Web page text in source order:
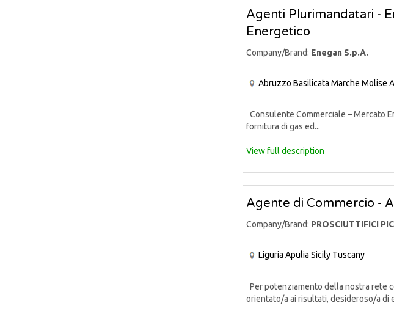
Agenti Plurimandatari -
Energetico
Company/Brand: Enegan S.p.A.
Abruzzo Basilicata Marche Molise
Consulente Commerciale – Mercato
fornitura di gas ed...
View full description
Agente di Commercio -
Company/Brand: PROSCIUTTIFICI
Liguria Apulia Sicily Tuscany
Per potenziamento della nostra rete
orientato/a ai risultati, desideroso/a di